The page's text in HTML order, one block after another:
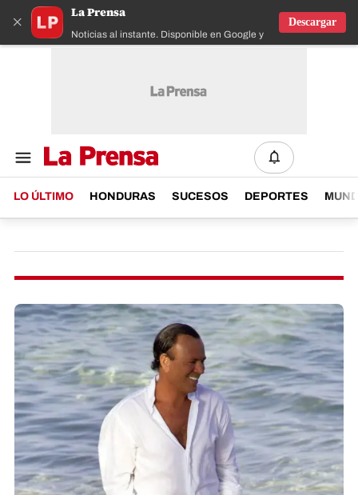
×
La Prensa
Noticias al instante. Disponible en Google y IOS
Descargar
LO ÚLTIMO HONDURAS SUCESOS DEPORTES